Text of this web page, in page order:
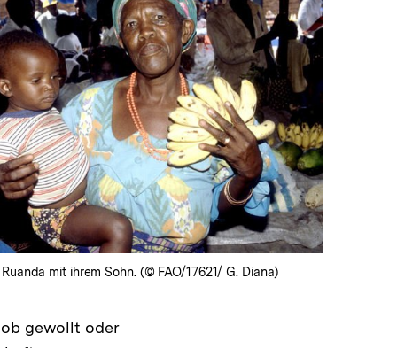
In
Lightbox
öffnen
mit ihrem Sohn. (© FAO/17621/ G. Diana)
ob gewollt oder